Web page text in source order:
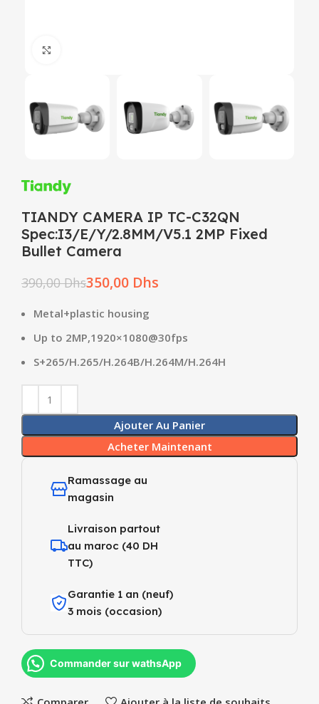
TIANDY CAMERA IP TC-C32QN
Spec:I3/E/Y/2.8MM/V5.1 2MP Fixed
Bullet Camera
390,00Dhs350,00 Dhs
Metal+plastic housing
Up to 2MP,1920×1080@30fps
S+265/H.265/H.264B/H.264M/H.264H
Ajouter Au Panier
Acheter Maintenant
Ramassage au
magasin
Livraison partout
au maroc (40 DH
TTC)
Garantie 1 an (neuf)
3 mois (occasion)
Commander sur wathsApp